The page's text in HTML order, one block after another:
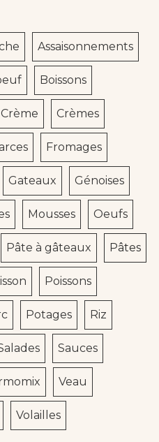
Assaisonnements
Boissons
Crème Crèmes
Fromages
Gateaux Génoises
Mousses Oeufs
Pâte à gâteaux Pâtes
Poissons
Potages Riz
Sauces
Veau
Volailles